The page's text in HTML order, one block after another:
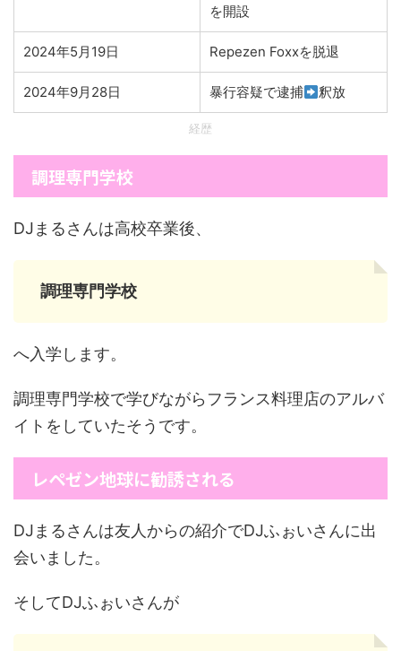
を開設
2024年5月19日 Repezen Foxxを脱退
2024年9月28日 暴行容疑で逮捕 釈放
経歴
調理専門学校
DJまるさんは高校卒業後、
調理専門学校
へ入学します。
調理専門学校で学びながらフランス料理店のアルバ
イトをしていたそうです。
レペゼン地球に勧誘される
DJまるさんは友人からの紹介でDJふぉいさんに出
会いました。
そしてDJふぉいさんが